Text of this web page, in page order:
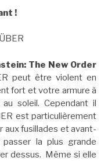
!
The New Order
peut être violent en
fort et votre armure à
soleil. Cependant il
est particulièrement
aux fusillades et avant-
la plus grande
dessus. Même si elle